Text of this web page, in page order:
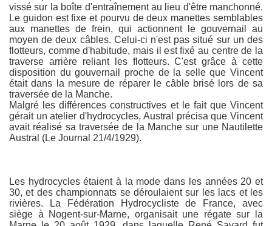
vissé sur la boîte d'entraînement au lieu d'être manchonné.
Le guidon est fixe et pourvu de deux manettes semblables
aux manettes de frein, qui actionnent le gouvernail au
moyen de deux câbles. Celui-ci n'est pas situé sur un des
flotteurs, comme d'habitude, mais il est fixé au centre de la
traverse arrière reliant les flotteurs. C'est grâce à cette
disposition du gouvernail proche de la selle que Vincent
était dans la mesure de réparer le câble brisé lors de sa
traversée de la Manche.
Malgré les différences constructives et le fait que Vincent
gérait un atelier d'hydrocycles, Austral précisa que Vincent
avait réalisé sa traversée de la Manche sur une Nautilette
Austral (Le Journal 21/4/1929).
Les hydrocycles étaient à la mode dans les années 20 et
30, et des championnats se déroulaient sur les lacs et les
rivières. La Fédération Hydrocycliste de France, avec
siège à Nogent-sur-Marne, organisait une régate sur la